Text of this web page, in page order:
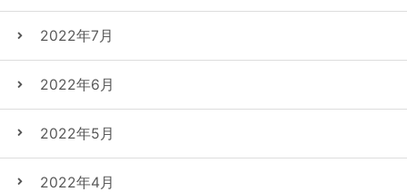
2022年7月
2022年6月
2022年5月
2022年4月